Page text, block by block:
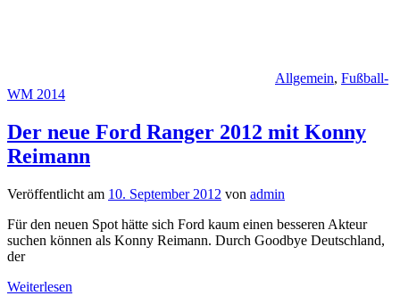
Allgemein, Fußball-
WM 2014
Der neue Ford Ranger 2012 mit Konny
Reimann
Veröffentlicht am 10. September 2012 von admin
Für den neuen Spot hätte sich Ford kaum einen besseren Akteur
suchen können als Konny Reimann. Durch Goodbye Deutschland,
der
Weiterlesen